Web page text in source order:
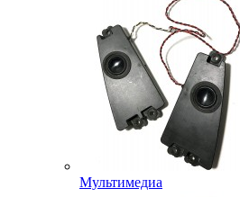
Мультимедиа